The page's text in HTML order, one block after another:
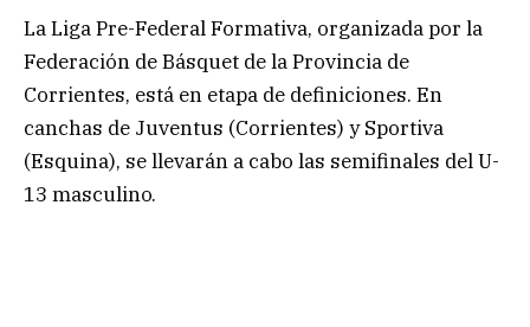
La Liga Pre-Federal Formativa, organizada por la
Federación de Básquet de la Provincia de
Corrientes, está en etapa de definiciones. En
canchas de Juventus (Corrientes) y Sportiva
(Esquina), se llevarán a cabo las semifinales del U-
13 masculino.